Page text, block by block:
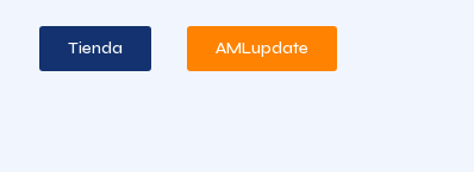
Tienda AMLupdate